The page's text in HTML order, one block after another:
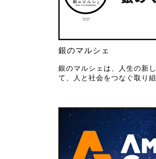
銀のマルシェ
銀のマルシェは、人生の新
て、人と社会をつなぐ取り組